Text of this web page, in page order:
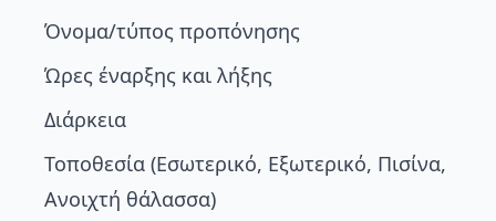
Όνομα/τύπος προπόνησης
Ώρες έναρξης και λήξης
Διάρκεια
Τοποθεσία (Εσωτερικό, Εξωτερικό, Πισίνα,
Ανοιχτή θάλασσα)